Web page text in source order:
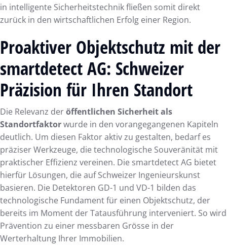
in intelligente Sicherheitstechnik fließen somit direkt
zurück in den wirtschaftlichen Erfolg einer Region.
Proaktiver Objektschutz mit der
smartdetect AG: Schweizer
Präzision für Ihren Standort
Die Relevanz deröffentlichen Sicherheit als
Standortfaktorwurde in den vorangegangenen Kapiteln
deutlich. Um diesen Faktor aktiv zu gestalten, bedarf es
präziser Werkzeuge, die technologische Souveränität mit
praktischer Effizienz vereinen. Die smartdetect AG bietet
hierfür Lösungen, die auf Schweizer Ingenieurskunst
basieren. Die Detektoren GD-1 und VD-1 bilden das
technologische Fundament für einen Objektschutz, der
bereits im Moment der Tatausführung interveniert. So wird
Prävention zu einer messbaren Grösse in der
Werterhaltung Ihrer Immobilien.